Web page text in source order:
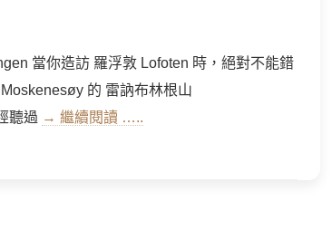
當你造訪 羅浮敦 Lofoten 時，絕對不能錯
的 雷訥布林根山
聽過 → 繼續閱讀 …..